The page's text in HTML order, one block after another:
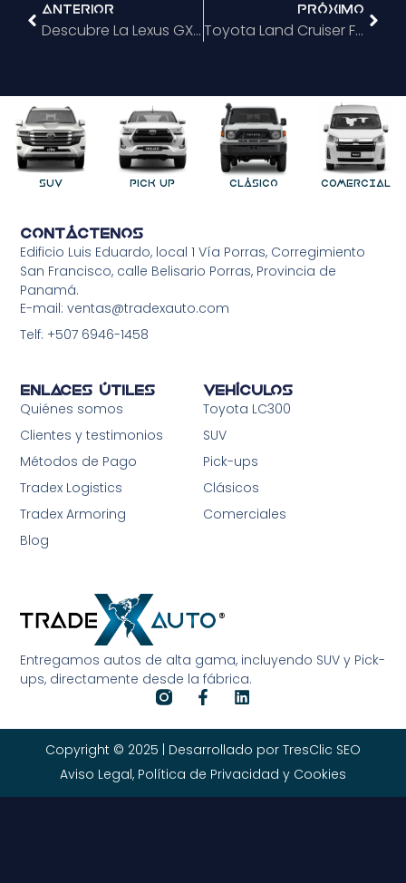
Anterior
Descubre La Lexus GX 550: La SUV De Lujo Que Redefine El Camino
Próximo
Toyota Land Cruiser FJ 2026: El Regreso Del Mini 4×4
SUV Pick Up Clásico COMERCIAL
Entregamos autos de alta gama, incluyendo SUV y Pick-
ups, directamente desde la fábrica.
Vehículos
Toyota LC300
SUV
Pick-ups
Clásicos
Comerciales
Enlaces Útiles
Quiénes somos
Clientes y testimonios
Métodos de Pago
Tradex Logistics
Tradex Armoring
Blog
Contáctenos
Edificio Luis Eduardo, local 1 Vía Porras, Corregimiento
San Francisco, calle Belisario Porras, Provincia de
Panamá.
E-mail: ventas@tradexauto.com
Telf: +507 6946-1458
Copyright © 2025 | Desarrollado por TresClic SEO
Aviso Legal, Política de Privacidad y Cookies